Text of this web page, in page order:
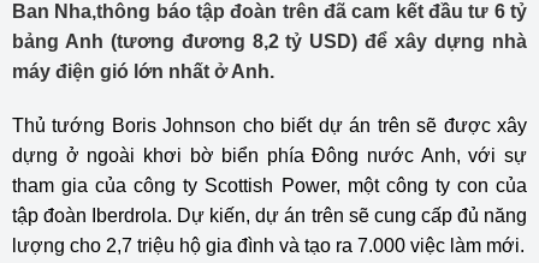
Ban Nha,thông báo tập đoàn trên đã cam kết đầu tư 6 tỷ
bảng Anh (tương đương 8,2 tỷ USD) để xây dựng nhà
máy điện gió lớn nhất ở Anh.
Thủ tướng Boris Johnson cho biết dự án trên sẽ được xây
dựng ở ngoài khơi bờ biển phía Đông nước Anh, với sự
tham gia của công ty Scottish Power, một công ty con của
tập đoàn Iberdrola. Dự kiến, dự án trên sẽ cung cấp đủ năng
lượng cho 2,7 triệu hộ gia đình và tạo ra 7.000 việc làm mới.